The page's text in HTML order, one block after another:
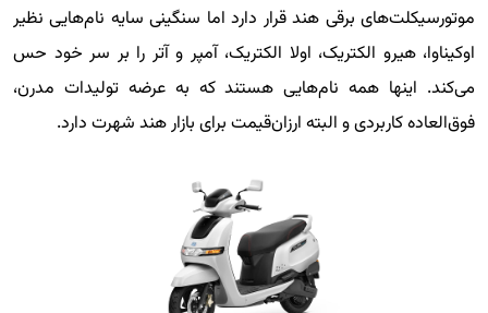
موتورسیکلت‌های برقی هند قرار دارد اما سنگینی سایه نام‌هایی نظیر
اوکیناوا، هیرو الکتریک، اولا الکتریک، آمپر و آتر را بر سر خود حس
می‌کند. اینها همه نام‌هایی هستند که به عرضه تولیدات مدرن،
فوق‌العاده کاربردی و البته ارزان‌قیمت برای بازار هند شهرت دارد.